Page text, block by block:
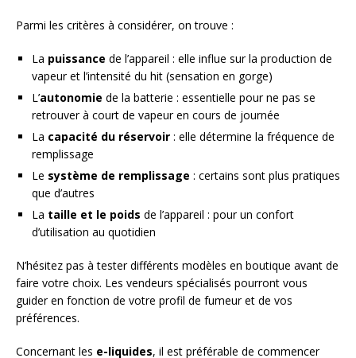
Parmi les critères à considérer, on trouve :
La puissance de l’appareil : elle influe sur la production de
vapeur et l’intensité du hit (sensation en gorge)
L’autonomie de la batterie : essentielle pour ne pas se
retrouver à court de vapeur en cours de journée
La capacité du réservoir : elle détermine la fréquence de
remplissage
Le système de remplissage : certains sont plus pratiques
que d’autres
La taille et le poids de l’appareil : pour un confort
d’utilisation au quotidien
N’hésitez pas à tester différents modèles en boutique avant de
faire votre choix. Les vendeurs spécialisés pourront vous
guider en fonction de votre profil de fumeur et de vos
préférences.
Concernant les e-liquides, il est préférable de commencer